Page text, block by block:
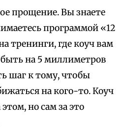
прощение. Вы знаете
программой «12
тренинги, где коуч вам
на 5 миллиметров
шаг к тому, чтобы
на кого-то. Коуч
но сам за это